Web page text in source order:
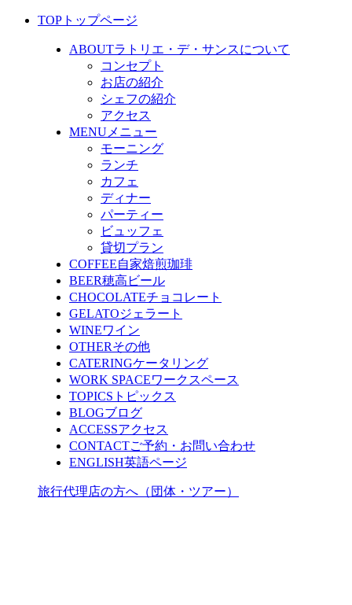
TOP トップページ
ABOUTラトリエ・デ・サンスについて
コンセプト
お店の紹介
シェフの紹介
アクセス
MENU メニュー
モーニング
ランチ
カフェ
ディナー
パーティー
ビュッフェ
貸切プラン
COFFEE自家焙煎珈琲
BEER穂高ビール
CHOCOLATEチョコレート
GELATOジェラート
WINEワイン
OTHERその他
CATERINGケータリング
WORK SPACEワークスペース
TOPICS トピックス
BLOGブログ
ACCESSアクセス
CONTACTご予約・お問い合わせ
ENGLISH英語ページ
旅行代理店の方へ（団体・ツアー）